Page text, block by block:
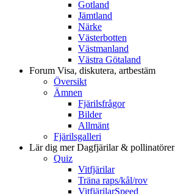
Gotland
Jämtland
Närke
Västerbotten
Västmanland
Västra Götaland
Forum Visa, diskutera, artbestäm
Översikt
Ämnen
Fjärilsfrågor
Bilder
Allmänt
Fjärilsgalleri
Lär dig merDagfjärilar & pollinatörer
Quiz
Vitfjärilar
Träna raps/kål/rov
VitfjärilarSpeed